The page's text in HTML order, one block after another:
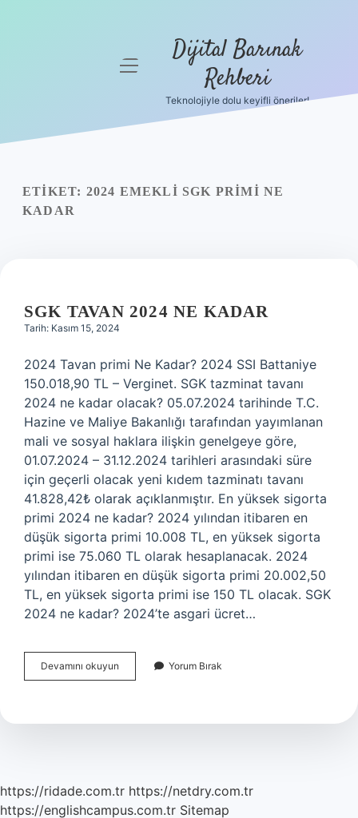
Yasal Uyarı
menüyü
Dijital Barınak
Rehberi
Teknolojiyle dolu keyifli öneriler!
ETIKET: 2024 EMEKLI SGK PRIMI NE
KADAR
SGK TAVAN 2024 NE KADAR
Tarih: Kasım 15, 2024
2024 Tavan primi Ne Kadar? 2024 SSI Battaniye
150.018,90 TL – Verginet. SGK tazminat tavanı
2024 ne kadar olacak? 05.07.2024 tarihinde T.C.
Hazine ve Maliye Bakanlığı tarafından yayımlanan
mali ve sosyal haklara ilişkin genelgeye göre,
01.07.2024 – 31.12.2024 tarihleri ​​arasındaki süre
için geçerli olacak yeni kıdem tazminatı tavanı
41.828,42₺ olarak açıklanmıştır. En yüksek sigorta
primi 2024 ne kadar? 2024 yılından itibaren en
düşük sigorta primi 10.008 TL, en yüksek sigorta
primi ise 75.060 TL olarak hesaplanacak. 2024
yılından itibaren en düşük sigorta primi 20.002,50
TL, en yüksek sigorta primi ise 150 TL olacak. SGK
2024 ne kadar? 2024’te asgari ücret…
Devamını okuyun
Tavan
Kadar
Yorum Bırak
https://ridade.com.tr https://netdry.com.tr
https://englishcampus.com.tr Sitemap